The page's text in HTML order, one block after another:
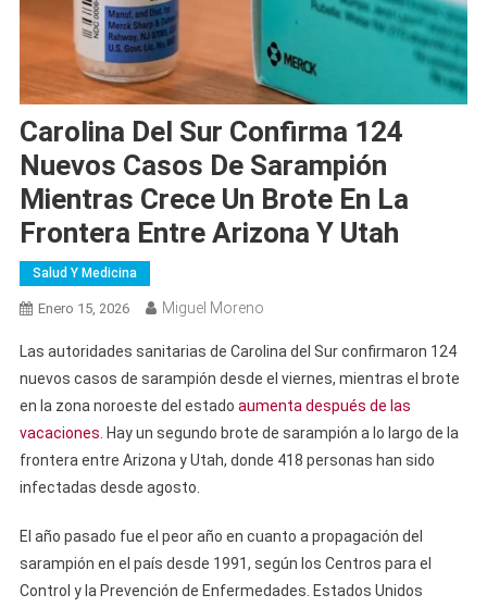
Carolina Del Sur Confirma 124
Nuevos Casos De Sarampión
Mientras Crece Un Brote En La
Frontera Entre Arizona Y Utah
Salud Y Medicina
Enero 15, 2026 Miguel Moreno
Las autoridades sanitarias de Carolina del Sur confirmaron 124
nuevos casos de sarampión desde el viernes, mientras el brote
en la zona noroeste del estado aumenta después de las
vacaciones . Hay un segundo brote de sarampión a lo largo de la
frontera entre Arizona y Utah, donde 418 personas han sido
infectadas desde agosto.
El año pasado fue el peor año en cuanto a propagación del
sarampión en el país desde 1991, según los Centros para el
Control y la Prevención de Enfermedades. Estados Unidos